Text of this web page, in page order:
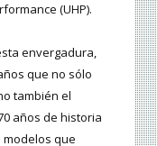
(UHP).
envergadura,
que no sólo
también el
años de historia
que